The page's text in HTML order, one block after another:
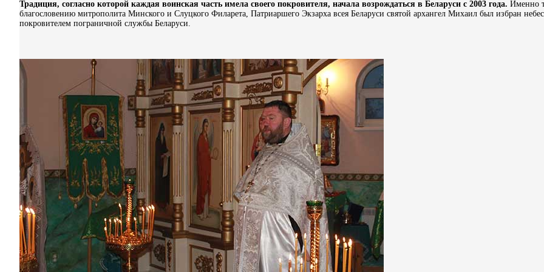
Традиция, согласно которой каждая воинская часть имела своего покровителя, начала возрождаться в Беларуси с 2003 года. Именно
благословению митрополита Минского и Слуцкого Филарета, Патриаршего Экзарха всея Беларуси святой архангел Михаил был избран
покровителем пограничной службы Беларуси.